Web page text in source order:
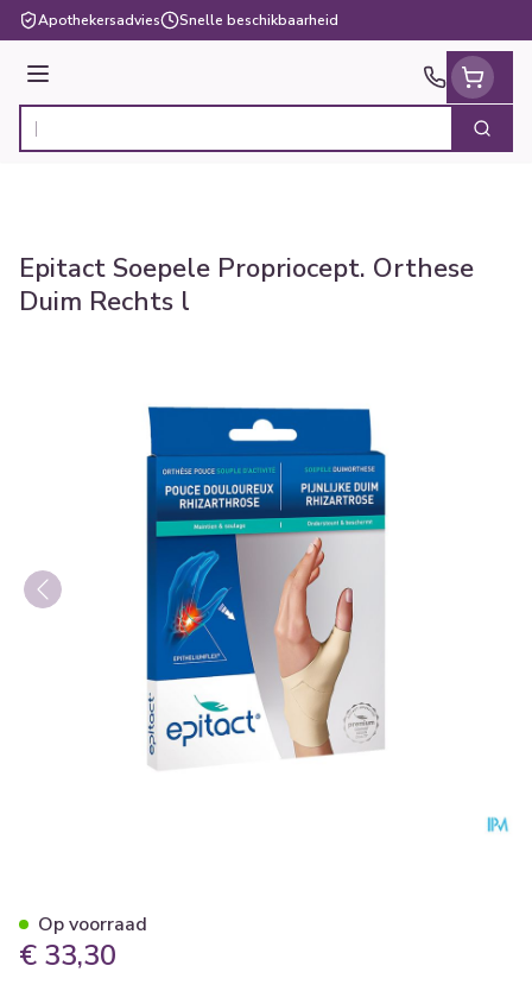
Ga naar de inhoud
Apothekersadvies Snelle beschikbaarheid
Menu
Product, merk, categorie... Zoek
Epitact Soepele Propriocept. Orthese
Duim Rechts l
€ 33,30
Op voorraad